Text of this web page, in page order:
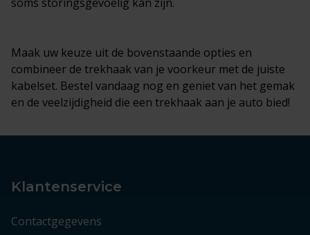
Maak uw keuze uit de bovenstaande opties en
combineer de trekhaak van je voorkeur met de juiste
kabelset. Bestel vandaag nog en geniet van het gemak
en de veelzijdigheid die een trekhaak aan je auto bied!
Klantenservice
Contactgegevens